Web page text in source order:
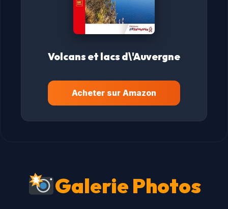
Volcans et lacs d\'Auvergne
Acheter sur Amazon
Galerie Photos